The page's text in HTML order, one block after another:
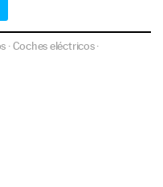
·Coches eléctricos·